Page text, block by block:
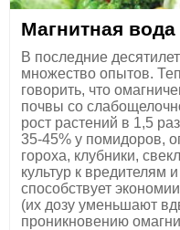
Магнитная вода
В последние
множество опытов.
говорить, что
почвы со
рост растений в 1,5
35-45% у помидоров,
гороха, клубники,
культур к вредителям
способствует
(их дозу уменьшают
проникновению